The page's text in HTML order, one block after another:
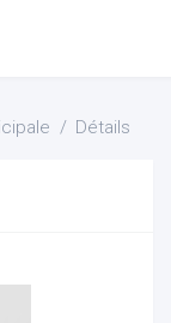
Détails